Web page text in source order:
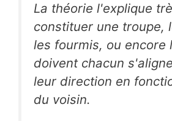
La théorie l'explique
constituer une troupe,
les fourmis, ou encore
doivent chacun
leur direction en
du voisin.